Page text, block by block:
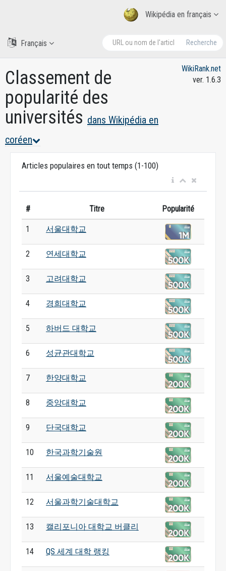
Wikipédia en français
Recherche
Français
Classement de
popularité des
universités dans Wikipédia en
coréen
WikiRank.net
ver. 1.6.3
Articles populaires en tout temps (1-100)
# Titre Popularité
1 서울대학교
2 연세대학교
3 고려대학교
4 경희대학교
5 하버드 대학교
6 성균관대학교
7 한양대학교
8 중앙대학교
9 단국대학교
10 한국과학기술원
11 서울예술대학교
12 서울과학기술대학교
13 캘리포니아 대학교 버클리
14 QS 세계 대학 랭킹